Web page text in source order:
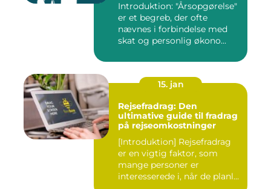
Introduktion: "Årsopgørelse"
er et begreb, der ofte
nævnes i forbindelse med
skat og personlig økono...
15. jan
Rejsefradrag: Den
ultimative guide til fradrag
på rejseomkostninger
[Introduktion] Rejsefradrag
er en vigtig faktor, som
mange personer er
interesserede i, når de planl...